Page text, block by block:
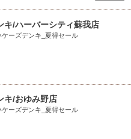
キ/ハーバーシティ蘇我店
ケーズデンキ_夏得セール
キ/おゆみ野店
ケーズデンキ_夏得セール